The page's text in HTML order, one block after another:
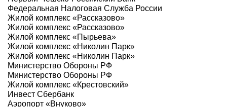
Федеральная Налоговая Служба России
Жилой комплекс «Рассказово»
Жилой комплекс «Рассказово»
Жилой комплекс «Пырьева»
Жилой комплекс «Николин Парк»
Жилой комплекс «Николин Парк»
Министерство Обороны РФ
Министерство Обороны РФ
Жилой комплекс «Крестовский»
Инвест Сбербанк
Аэропорт «Внуково»